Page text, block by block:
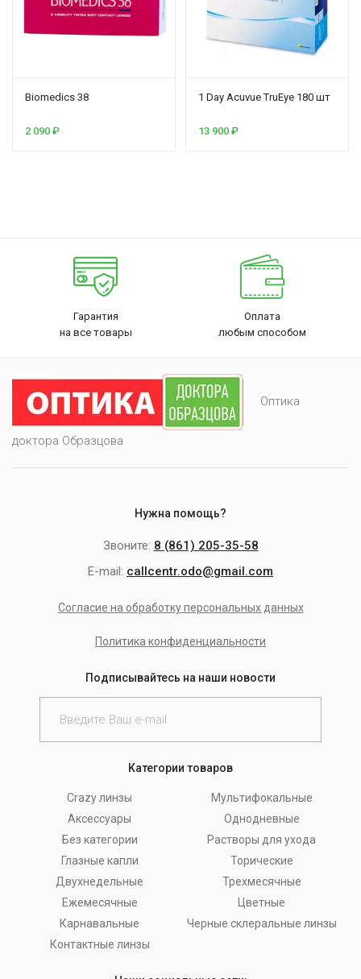
Biomedics 38
2 090 ₽
1 Day Acuvue TruEye 180 шт
13 900 ₽
Гарантия
на все товары
Оплата
любым способом
Оптика
доктора Образцова
Нужна помощь?
Звоните: 8 (861) 205-35-58
E-mail: callcentr.odo@gmail.com
Согласие на обработку персональных данных
Политика конфиденциальности
Подписывайтесь на наши новости
Категории товаров
Crazy линзы
Аксессуары
Без категории
Глазные капли
Двухнедельные
Ежемесячные
Карнавальные
Контактные линзы
Мультифокальные
Однодневные
Растворы для ухода
Торические
Трехмесячные
Цветные
Черные склеральные линзы